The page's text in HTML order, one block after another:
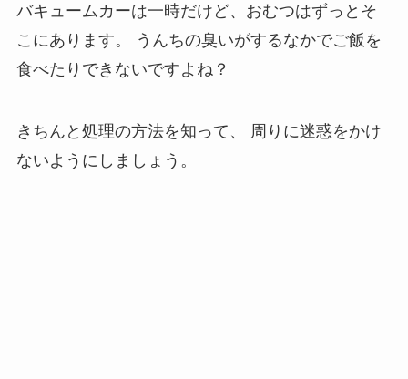
バキュームカーは一時だけど、おむつはずっとそ
こにあります。
うんちの臭いがするなかでご飯を
食べたりできないですよね？
きちんと処理の方法を知って、
周りに迷惑をかけ
ないようにしましょう。